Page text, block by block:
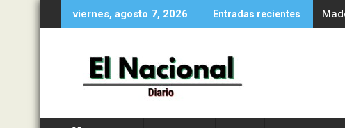
al
viernes, agosto 7, 2026 Entradas recientes